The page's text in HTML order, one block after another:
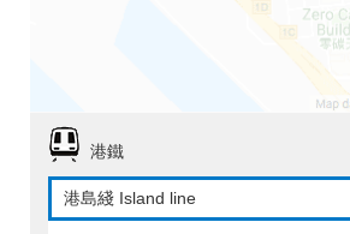
港鐵
港島綫 Island line